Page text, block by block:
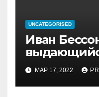
UNCATEGORISED
Иван
МАР 17, 2022